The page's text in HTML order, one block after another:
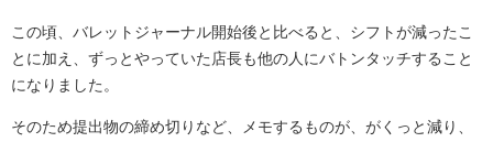
この頃、バレットジャーナル開始後と比べると、シフトが減ったこ
とに加え、ずっとやっていた店長も他の人にバトンタッチすること
になりました。
そのため提出物の締め切りなど、メモするものが、がくっと減り、